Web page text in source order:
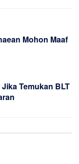
Mohon Maaf
Temukan BLT